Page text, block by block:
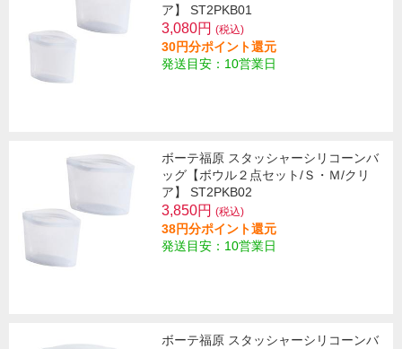
ア】 ST2PKB01
3,080円 (税込)
30円分ポイント還元
発送目安：10営業日
ボーテ福原 スタッシャーシリコーンバ
ッグ【ボウル２点セット/Ｓ・Ｍ/クリ
ア】 ST2PKB02
3,850円 (税込)
38円分ポイント還元
発送目安：10営業日
ボーテ福原 スタッシャーシリコーンバ